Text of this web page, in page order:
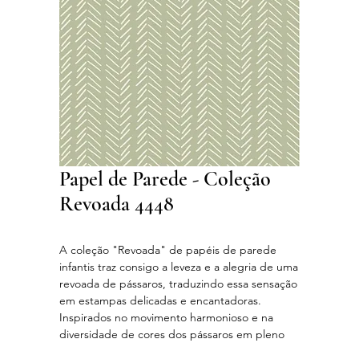
Papel de Parede - Coleção
Revoada 4448
A coleção "Revoada" de papéis de parede
infantis traz consigo a leveza e a alegria de uma
revoada de pássaros, traduzindo essa sensação
em estampas delicadas e encantadoras.
Inspirados no movimento harmonioso e na
diversidade de cores dos pássaros em pleno